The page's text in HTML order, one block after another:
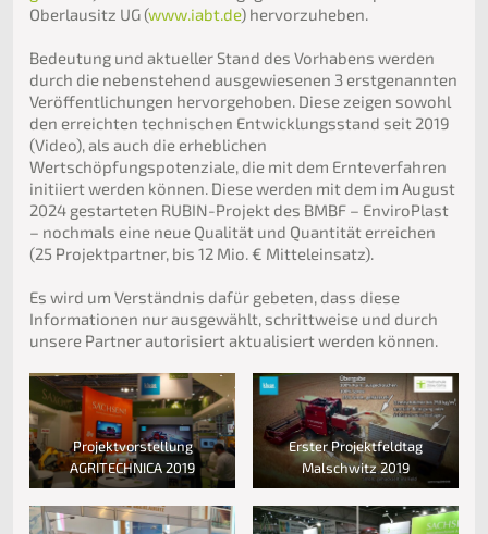
Oberlausitz UG (www.iabt.de) hervorzuheben.
Bedeutung und aktueller Stand des Vorhabens werden
durch die nebenstehend ausgewiesenen 3 erstgenannten
Veröffentlichungen hervorgehoben. Diese zeigen sowohl
den erreichten technischen Entwicklungsstand seit 2019
(Video), als auch die erheblichen
Wertschöpfungspotenziale, die mit dem Ernteverfahren
initiiert werden können. Diese werden mit dem im August
2024 gestarteten RUBIN-Projekt des BMBF – EnviroPlast
– nochmals eine neue Qualität und Quantität erreichen
(25 Projektpartner, bis 12 Mio. € Mitteleinsatz).
Es wird um Verständnis dafür gebeten, dass diese
Informationen nur ausgewählt, schrittweise und durch
unsere Partner autorisiert aktualisiert werden können.
Projektvorstellung
AGRITECHNICA 2019
Erster Projektfeldtag
Malschwitz 2019